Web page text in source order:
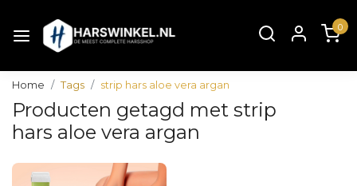
0
Home Tags strip hars aloe vera argan
Producten getagd met strip
hars aloe vera argan